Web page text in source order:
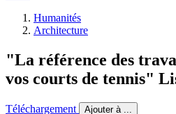
Humanités
Architecture
"La référence des
vos courts de tennis"
Téléchargement Ajouter à ...